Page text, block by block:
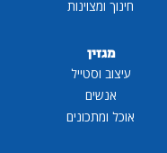
חינוך ומצוינות
מגזין
עיצוב וסטייל
אנשים
אוכל ומתכונים